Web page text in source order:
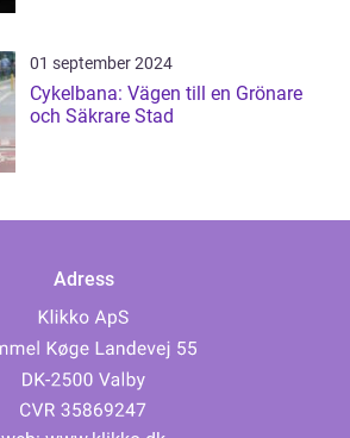
01 september 2024
Cykelbana: Vägen till en Grönare
och Säkrare Stad
Adress